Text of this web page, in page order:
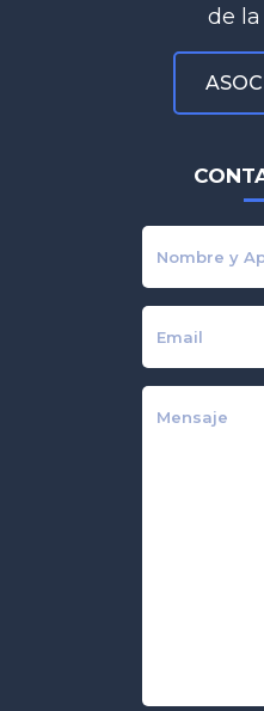
de la